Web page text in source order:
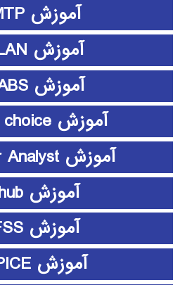
آموزش EMTP
آموزش ePLAN
آموزش ETABS
آموزش expert choice
آموزش Frontier Analyst
آموزش github
آموزش HFSS
آموزش HSPICE